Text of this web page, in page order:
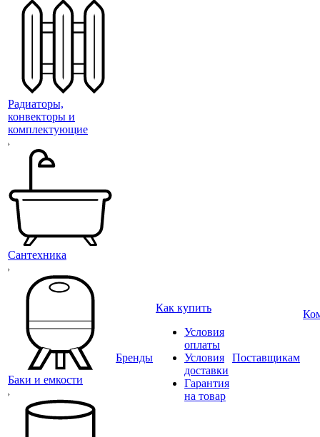
Радиаторы,
конвекторы и
комплектующие
Сантехника
Баки и емкости
Бренды
Как купить
Условия
оплаты
Условия
доставки
Гарантия
на товар
Поставщикам